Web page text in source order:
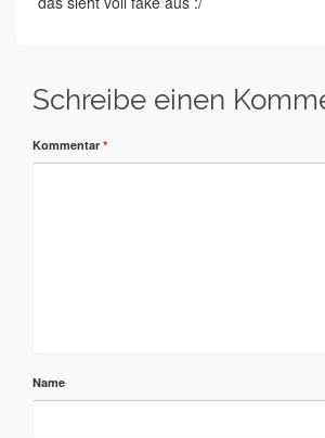
Schreibe einen
Kommentar *
Name